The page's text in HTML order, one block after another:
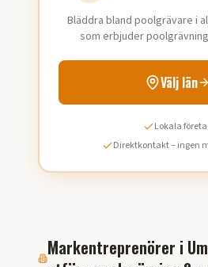
Bläddra bland poolgrävare i
som erbjuder
Välj län
Lokala
Direktkontakt – ingen
Markentreprenörer i